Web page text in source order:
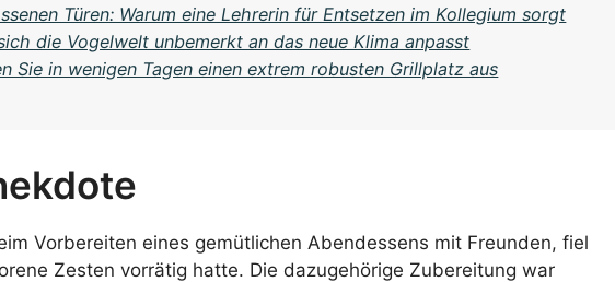
Türen: Warum eine Lehrerin für Entsetzen im Kollegium sorgt
die Vogelwelt unbemerkt an das neue Klima anpasst
Sie in wenigen Tagen einen extrem robusten Grillplatz aus
Vorbereiten eines gemütlichen Abendessens mit Freunden, fiel
Zesten vorrätig hatte. Die dazugehörige Zubereitung war